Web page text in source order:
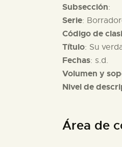
Subsección:
Serie:
Código de
Título: Su
Fechas: s.d.
Volumen y
Nivel de
Área de